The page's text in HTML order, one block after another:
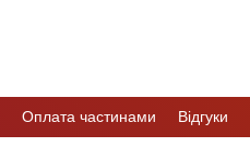
Оплата частинами Відгуки